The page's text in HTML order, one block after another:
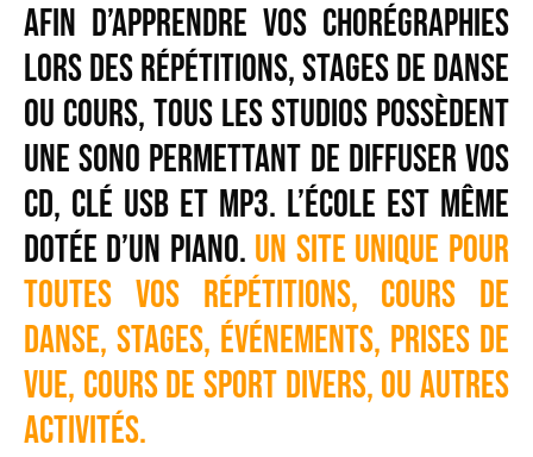
Afin d’apprendre vos chorégraphies
lors des répétitions, stages de danse
ou cours, tous les studios possèdent
une sono permettant de diffuser vos
cd, clé USB et MP3. L’école est même
dotée d’un piano. Un site unique pour
toutes vos répétitions, cours de
danse, stages, événements, prises de
vue, cours de sport divers, ou autres
activités.